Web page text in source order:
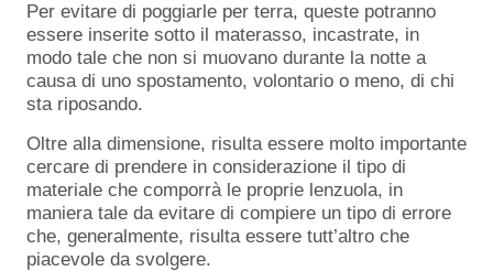
Per evitare di poggiarle per terra, queste potranno
essere inserite sotto il materasso, incastrate, in
modo tale che non si muovano durante la notte a
causa di uno spostamento, volontario o meno, di chi
sta riposando.
Oltre alla dimensione, risulta essere molto importante
cercare di prendere in considerazione il tipo di
materiale che comporrà le proprie lenzuola, in
maniera tale da evitare di compiere un tipo di errore
che, generalmente, risulta essere tutt’altro che
piacevole da svolgere.